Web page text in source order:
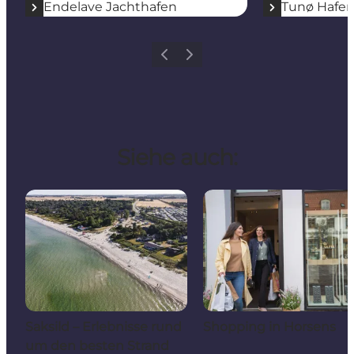
Endelave Jachthafen Tunø
ZurückWeiter
Siehe auch:
Saksild – Erlebnisse rund
um den besten Strand
Shopping in Horsens